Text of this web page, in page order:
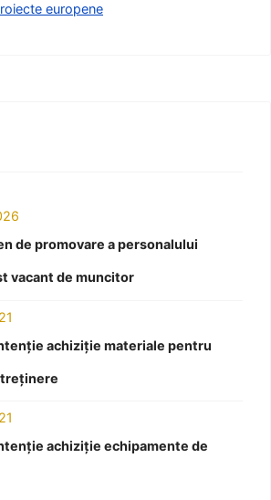
europene
de promovare a personalului
vacant de muncitor
achiziție materiale pentru
achiziție echipamente de